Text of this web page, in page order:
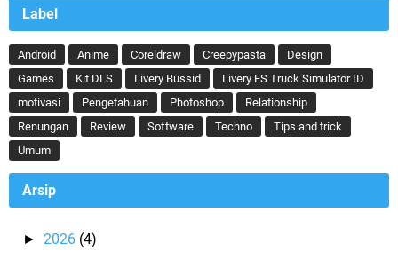
Label
Android Anime Coreldraw Creepypasta
Design
Games
Kit DLS Livery Bussid
Livery ES Truck Simulator ID
motivasi
Pengetahuan Photoshop
Relationship
Renungan
Review Software Techno
Tips and trick
Umum
Arsip
► 2026 (4)